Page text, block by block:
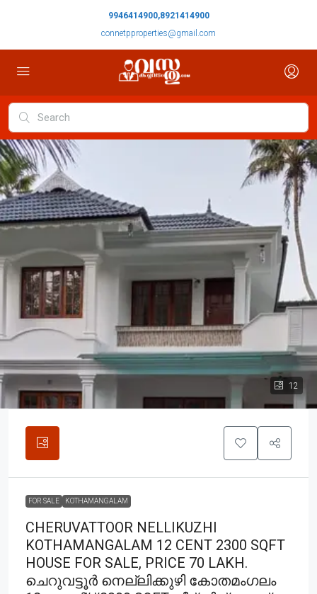
9946414900,8921414900
connetpproperties@gmail.com
12
FOR SALE KOTHAMANGALAM
CHERUVATTOOR NELLIKUZHI
KOTHAMANGALAM 12 CENT 2300 SQFT
HOUSE FOR SALE, PRICE 70 LAKH.
ചെറുവട്ടൂർ നെല്ലിക്കുഴി കോതമംഗലം